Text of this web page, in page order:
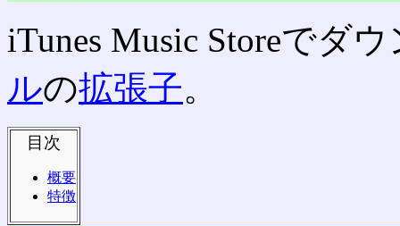
iTunes Music Storeでダ
ルの拡張子。
目次
概要
特徴